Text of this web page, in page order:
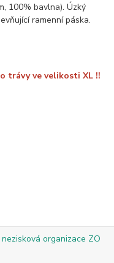
100% bavlna). Úzký
ramenní páska.
trávy ve velikosti XL !!
organizace ZO